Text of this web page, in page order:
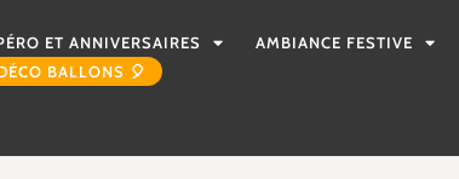
ET ANNIVERSAIRES AMBIANCE FESTIVE
BALLONS 🎈